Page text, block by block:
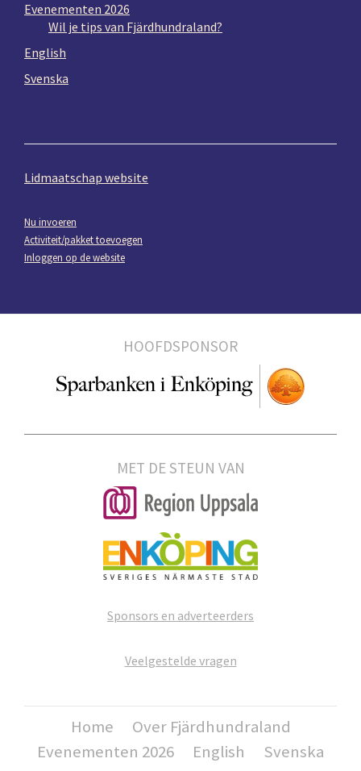
Evenementen 2026
Wil je tips van Fjärdhundraland?
English
Svenska
Lidmaatschap website
Nu invoeren
Activiteit/pakket toevoegen
Inloggen op de website
HOOFDSPONSOR
MET DE STEUN VAN
Sponsors en adverteerders
Veelgestelde vragen
Home
Over Fjärdhundraland
Evenementen 2026
English Svenska